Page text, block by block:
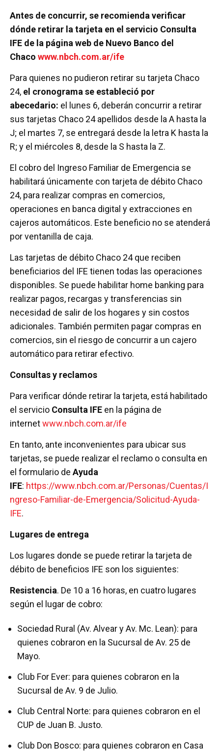
Antes de concurrir, se recomienda verificar
dónde retirar la tarjeta en el servicio Consulta
IFE de la página web de Nuevo Banco del
Chaco www.nbch.com.ar/ife
Para quienes no pudieron retirar su tarjeta Chaco
24, el cronograma se estableció por
abecedario: el lunes 6, deberán concurrir a retirar
sus tarjetas Chaco 24 apellidos desde la A hasta la
J; el martes 7, se entregará desde la letra K hasta la
R; y el miércoles 8, desde la S hasta la Z.
El cobro del Ingreso Familiar de Emergencia se
habilitará únicamente con tarjeta de débito Chaco
24, para realizar compras en comercios,
operaciones en banca digital y extracciones en
cajeros automáticos. Este beneficio no se atenderá
por ventanilla de caja.
Las tarjetas de débito Chaco 24 que reciben
beneficiarios del IFE tienen todas las operaciones
disponibles. Se puede habilitar home banking para
realizar pagos, recargas y transferencias sin
necesidad de salir de los hogares y sin costos
adicionales. También permiten pagar compras en
comercios, sin el riesgo de concurrir a un cajero
automático para retirar efectivo.
Consultas y reclamos
Para verificar dónde retirar la tarjeta, está habilitado
el servicio Consulta IFE en la página de
internetwww.nbch.com.ar/ife
En tanto, ante inconvenientes para ubicar sus
tarjetas, se puede realizar el reclamo o consulta en
el formulario de Ayuda
IFE: https://www.nbch.com.ar/Personas/Cuentas/I
ngreso-Familiar-de-Emergencia/Solicitud-Ayuda-
IFE.
Lugares de entrega
Los lugares donde se puede retirar la tarjeta de
débito de beneficios IFE son los siguientes:
Resistencia. De 10 a 16 horas, en cuatro lugares
según el lugar de cobro:
Sociedad Rural (Av. Alvear y Av. Mc. Lean): para
quienes cobraron en la Sucursal de Av. 25 de
Mayo.
Club For Ever: para quienes cobraron en la
Sucursal de Av. 9 de Julio.
Club Central Norte: para quienes cobraron en el
CUP de Juan B. Justo.
Club Don Bosco: para quienes cobraron en Casa